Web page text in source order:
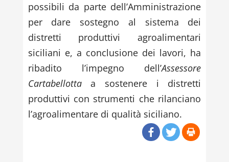
possibili da parte dell’Amministrazione
per dare sostegno al sistema dei
distretti produttivi agroalimentari
siciliani e, a conclusione dei lavori, ha
ribadito l’impegno dell’Assessore
Cartabellottaa sostenere i distretti
produttivi con strumenti che rilanciano
l’agroalimentare di qualità siciliano.